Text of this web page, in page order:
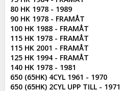
80 HK 1978 - 1989
90 HK 1978 - FRAMÅT
100 HK 1988 - FRAMÅT
115 HK 1978 - FRAMÅT
115 HK 2001 - FRAMÅT
125 HK 1994 - FRAMÅT
140 HK 1978 - 1981
650 (65HK) 4CYL 1961 - 1970
650 (65HK) 2CYL UPP TILL - 1971